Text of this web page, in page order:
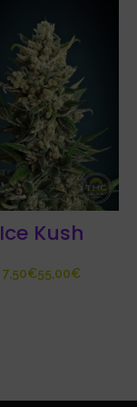
Ice Kush
€ €